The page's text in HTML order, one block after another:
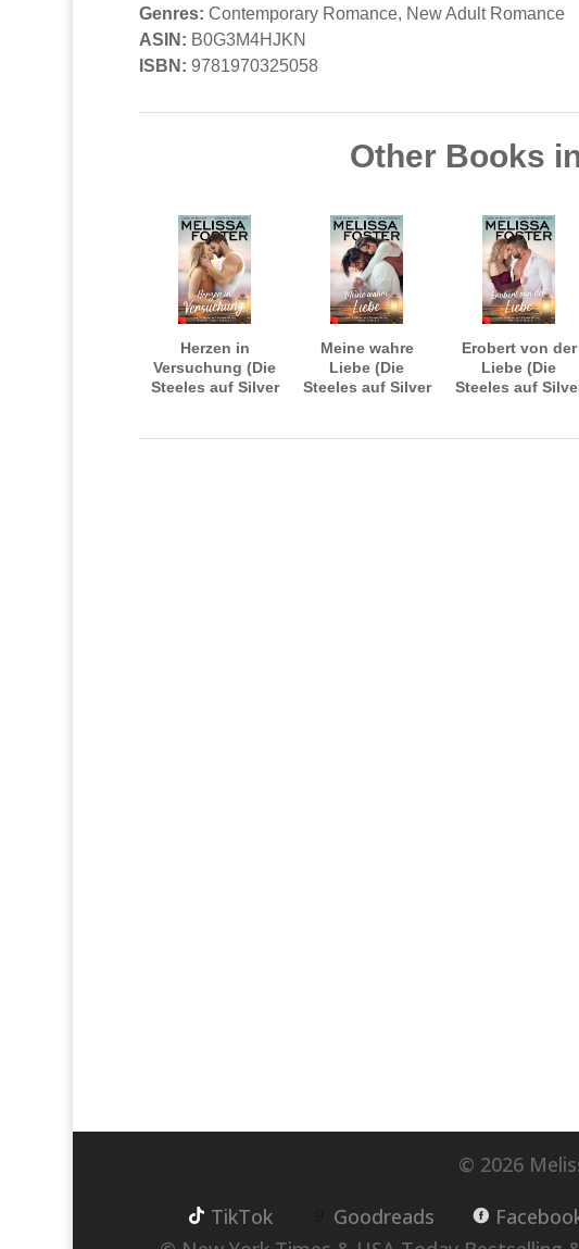
Genres: Contemporary Romance, New Adult Romance
ASIN: B0G3M4HJKN
ISBN: 9781970325058
Other Books
Herzen in
Versuchung (Die
Steeles auf Silver
Meine wahre
Liebe (Die
Steeles auf Silver
Erobert von der
Liebe (Die
Steeles auf
© 2026
TikTok
Goodreads